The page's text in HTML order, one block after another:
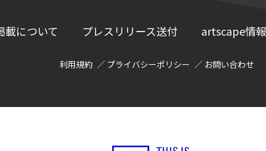
載について プレスリリース送付 artscape情
利用規約 プライバシーポリシー お問い合わせ